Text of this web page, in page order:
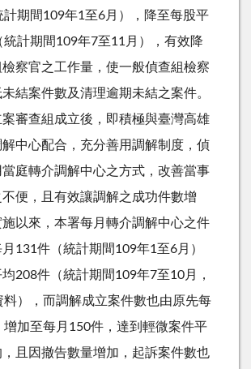
計期間109年1至6月），降至每股平
統計期間109年7至11月），有效降
察官之工作量，使一般偵查組檢察
結案件數及清理逾期未結之案件。
案審查組成立後，即積極與臺灣高雄
中心配合，充分善用調解制度，偵
庭轉介調解中心之方式，改善當事
不便，且有效讓調解之成功件數增
以來，本署每月轉介調解中心之件
131件（統計期間109年1至6月）
208件（統計期間109年7至10月，
料），而調解成立案件數也由原先每
增加至每月150件，達到輕微案件平
且因撤告數量增加，起訴案件數也